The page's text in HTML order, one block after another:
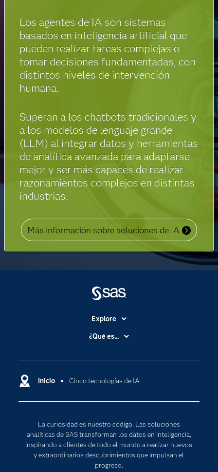
Los agentes de IA son sistemas
basados en inteligencia artificial que
pueden realizar tareas complejas o
tomar decisiones fundamentadas, con
distintos niveles de intervención
humana.
Superan a los chatbots tradicionales y
a los modelos de lenguaje grande
(LLM) al integrar datos y herramientas
de analítica avanzada para adaptarse
mejor y ser más capaces de realizar
razonamientos complejos en distintas
industrias.
Más información sobre soluciones de IA
Inicio Cinco tecnologías de IA
La curiosidad es nuestro código. Las soluciones
analíticas de SAS transforman los datos en inteligencia,
inspirando a clientes de todo el mundo a realizar nuevos
y extraordinarios descubrimientos que impulsan el
progreso.
Explore
Accesibilidad
Compañía
Comunidades
Documentación
Estudiantes
Eventos
¿Qué es...
Cloud Computing
Transformación digital